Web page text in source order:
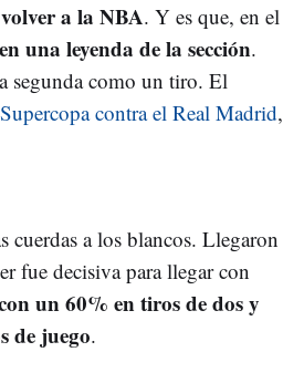
a la NBA. Y es que, en el
una leyenda de la sección.
segunda como un tiro. El
contra el Real Madrid,
cuerdas a los blancos. Llegaron
fue decisiva para llegar con
un 60% en tiros de dos y
de juego.